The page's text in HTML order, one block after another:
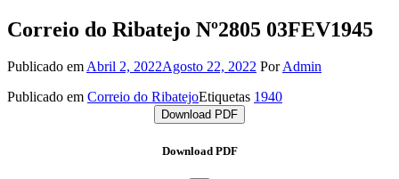
Correio do Ribatejo Nº2805 03FEV1945
Publicado emAbril 2, 2022Agosto 22, 2022 PorAdmin
Publicado em Correio do RibatejoEtiquetas 1940
Download PDF
Download PDF